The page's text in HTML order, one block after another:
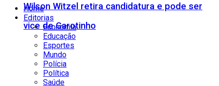
Wilson Witzel retira candidatura e pode ser
vice de Garotinho
Home
Editorias
Economia
Educação
Esportes
Mundo
Polícia
Política
Saúde